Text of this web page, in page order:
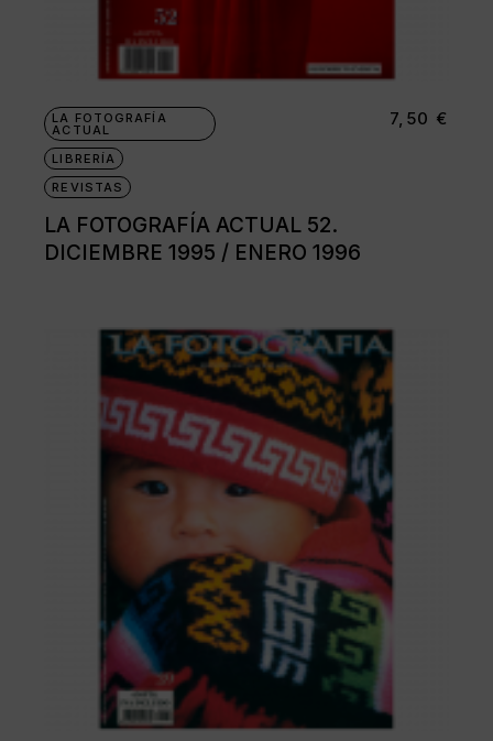
LA FOTOGRAFÍA
ACTUAL
LIBRERÍA
REVISTAS
LA FOTOGRAFÍA ACTUAL 52.
DICIEMBRE 1995 / ENERO 1996
7,50 €